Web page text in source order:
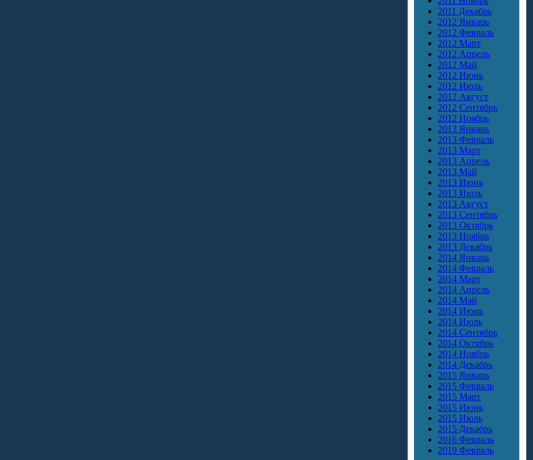
2011 Декабрь
2012 Январь
2012 Февраль
2012 Март
2012 Апрель
2012 Май
2012 Июнь
2012 Июль
2012 Август
2012 Сентябрь
2012 Ноябрь
2013 Январь
2013 Февраль
2013 Март
2013 Апрель
2013 Май
2013 Июнь
2013 Июль
2013 Август
2013 Сентябрь
2013 Октябрь
2013 Ноябрь
2013 Декабрь
2014 Январь
2014 Февраль
2014 Март
2014 Апрель
2014 Май
2014 Июнь
2014 Июль
2014 Сентябрь
2014 Октябрь
2014 Ноябрь
2014 Декабрь
2015 Январь
2015 Февраль
2015 Март
2015 Июнь
2015 Июль
2015 Декабрь
2016 Февраль
2019 Февраль